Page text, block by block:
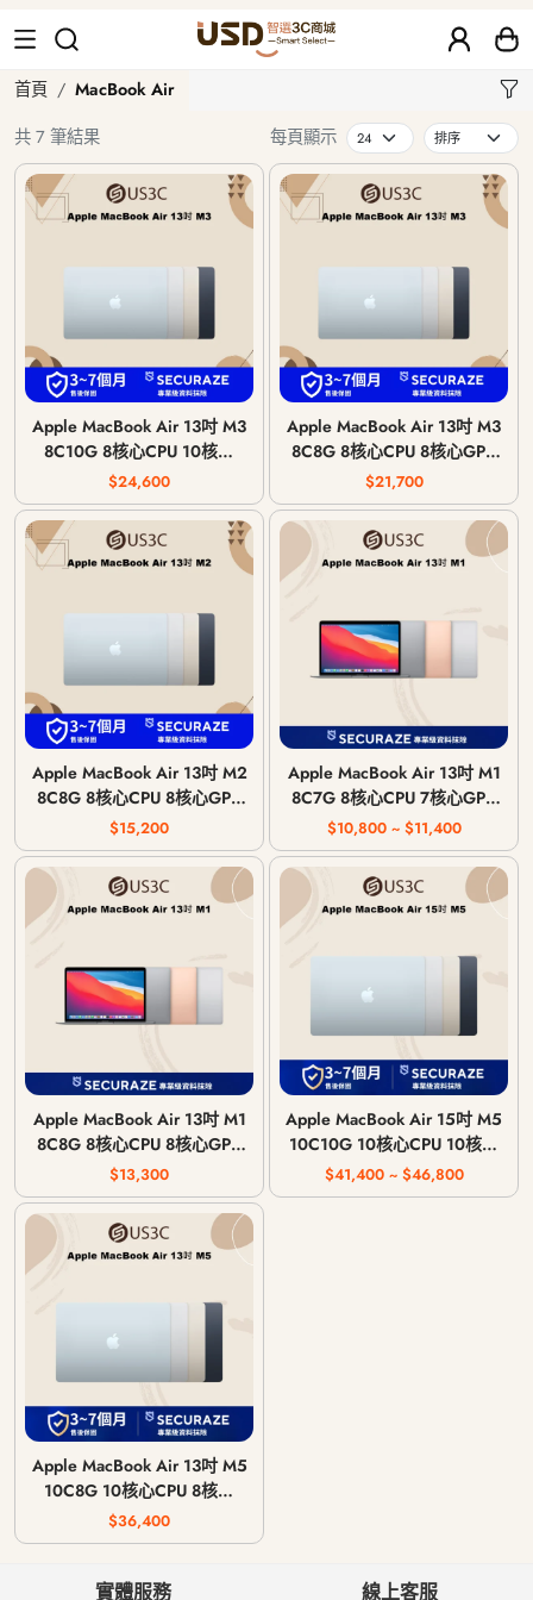
MacBook Air
首頁
MacBook Air
共 7 筆結果
每頁顯示
Apple MacBook Air 13吋 M3
8C10G 8核心CPU 10核心
GPU 8G 記憶體 2024年
$24,600
Apple MacBook Air 13吋 M3
8C8G 8核心CPU 8核心GPU
8G 記憶體 2024年
$21,700
Apple MacBook Air 13吋 M2
8C8G 8核心CPU 8核心GPU
8G 記憶體 2022年
$15,200
Apple MacBook Air 13吋 M1
8C7G 8核心CPU 7核心GPU
8G 記憶體 2020年
$10,800 ~ $11,400
Apple MacBook Air 13吋 M1
8C8G 8核心CPU 8核心GPU
8G 記憶體 2020年
$13,300
Apple MacBook Air 15吋 M5
10C10G 10核心CPU 10核心
GPU 16G 記憶體 2026年
$41,400 ~ $46,800
Apple MacBook Air 13吋 M5
10C8G 10核心CPU 8核心
GPU 16G 記憶體 2026年
$36,400
實體服務 線上客服